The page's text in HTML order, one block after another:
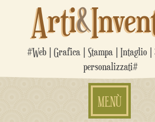
Arti&
#Web | Grafica | Stampa | Intaglio |
personalizzati#
MENÙ